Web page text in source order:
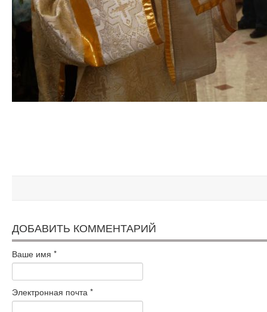
ДОБАВИТЬ КОММЕНТАРИЙ
Ваше имя *
Электронная почта *